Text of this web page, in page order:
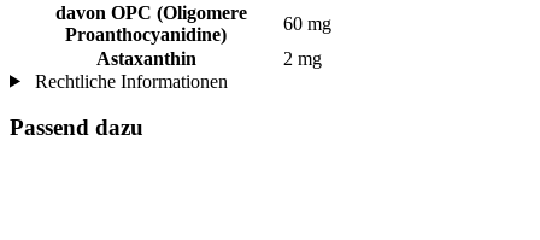
davon OPC (Oligomere
Proanthocyanidine)
60 mg
Astaxanthin
2 mg
Rechtliche Informationen
Passend dazu